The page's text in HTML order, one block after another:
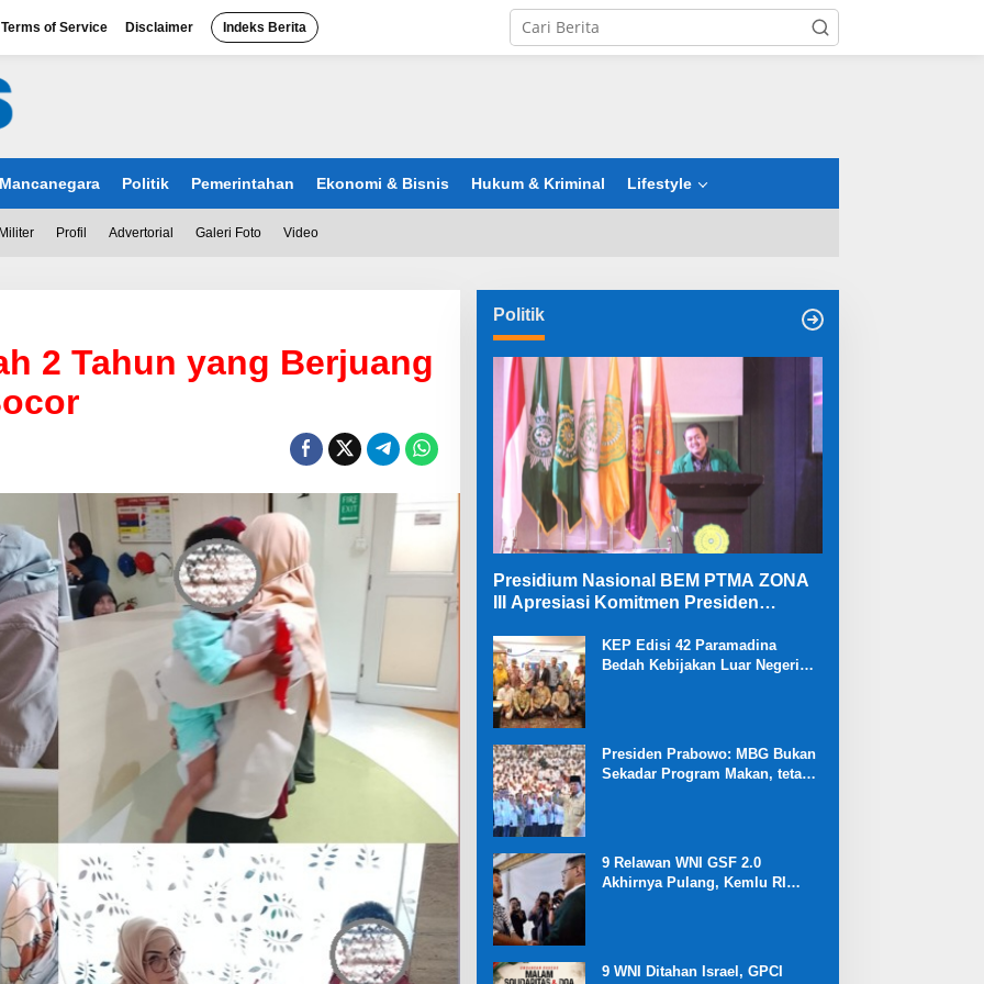
Terms of Service Disclaimer Indeks Berita
Mancanegara Politik Pemerintahan Ekonomi & Bisnis Hukum & Kriminal Lifestyle
Militer Profil Advertorial Galeri Foto Video
2 Tahun yang Berjuang
Politik
Presidium Nasional BEM PTMA ZONA
III Apresiasi Komitmen Presiden
Kejaksaan
KEP Edisi 42 Paramadina
Bedah Kebijakan Luar Negeri
Presiden Prabowo: MBG Bukan
Sekadar Program Makan, tetapi
9 Relawan WNI GSF 2.0
Akhirnya Pulang, Kemlu RI
9 WNI Ditahan Israel, GPCI